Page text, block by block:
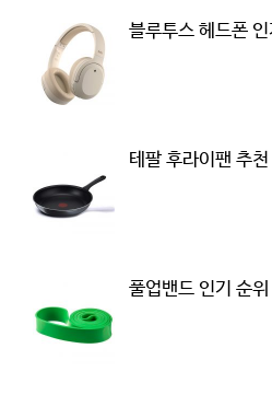
블루투스 헤드폰
테팔 후라이팬 추
풀업밴드 인기 순